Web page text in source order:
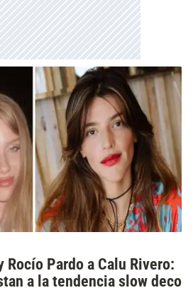
Rocío Pardo a Calu Rivero:
a la tendencia slow deco